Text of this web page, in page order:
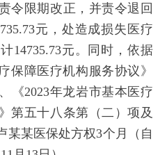
令限期改正，并责令退回
元，处造成损失医疗
14735.73元。同时，依据
保障医疗机构服务协议》
《2023年龙岩市基本医疗
第五十八条第（二）项及
某某医保处方权3个月（自